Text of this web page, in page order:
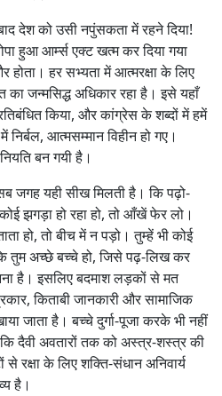
देश को उसी नपुंसकता में रहने दिया!
हुआ आर्म्स एक्ट खत्म कर दिया गया
होता। हर सभ्यता में आत्मरक्षा के लिए
जन्मसिद्ध अधिकार रहा है। इसे यहाँ
किया, और कांग्रेस के शब्दों में हमें
आत्मसम्मान विहीन हो गए।
बन गयी है।
जगह यही सीख मिलती है। कि पढ़ो-
झगड़ा हो रहा हो, तो आँखें फेर लो।
हो, तो बीच में न पड़ो। तुम्हें भी कोई
तुम अच्छे बच्चे हो, जिसे पढ़-लिख कर
है। इसलिए बदमाश लड़कों से मत
किताबी जानकारी और सामाजिक
जाता है। बच्चे दुर्गा-पूजा करके भी नहीं
दैवी अवतारों तक को अस्त्र-शस्त्र की
से रक्षा के लिए शक्ति-संधान अनिवार्य
है।